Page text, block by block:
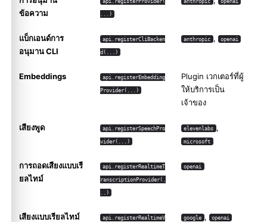
ข้อความ
...)
แบ็กเอนด์การ
อนุมาน CLI
api.registerCliBacken
d(...)
anthropic , openai
Embeddings api.registerEmbedding
Provider(...)
Plugin เวกเตอร์ที่ผู้
ให้บริการเป็น
เจ้าของ
เสียงพูด api.registerSpeechPro
vider(...)
elevenlabs ,
microsoft
การถอดเสียงแบบเรี
ยลไทม์
api.registerRealtimeT
ranscriptionProvider(.
..)
openai
เสียงแบบเรียลไทม์ api.registerRealtimeV google , openai